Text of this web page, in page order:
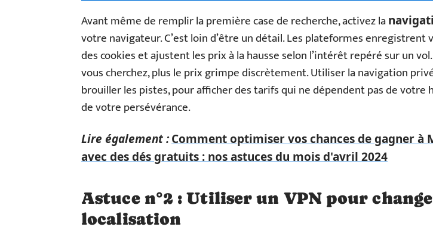
Avant même de remplir la première case de recherche, activez la
votre navigateur. C’est loin d’être un détail. Les plateformes enregistrent
des cookies et ajustent les prix à la hausse selon l’intérêt repéré sur un
vous cherchez, plus le prix grimpe discrètement. Utiliser la navigation
brouiller les pistes, pour afficher des tarifs qui ne dépendent pas de votre
de votre persévérance.
Lire également :Comment optimiser vos chances de gagner à
avec des dés gratuits : nos astuces du mois d'avril 2024
Astuce n°2 : Utiliser un VPN pour
localisation